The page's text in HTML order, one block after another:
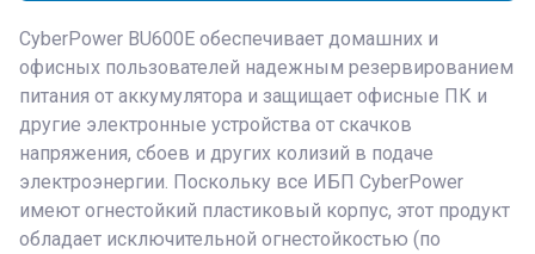
CyberPower BU600E обеспечивает домашних и
офисных пользователей надежным резервированием
питания от аккумулятора и защищает офисные ПК и
другие электронные устройства от скачков
напряжения, сбоев и других колизий в подаче
электроэнергии. Поскольку все ИБП CyberPower
имеют огнестойкий пластиковый корпус, этот продукт
обладает исключительной огнестойкостью (по